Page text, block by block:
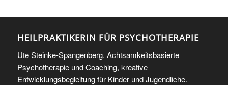
HEILPRAKTIKERIN FÜR PSYCHOTHERAPIE
Ute Steinke-Spangenberg. Achtsamkeitsbasierte
Psychotherapie und Coaching, kreative
Entwicklungsbegleitung für Kinder und Jugendliche.